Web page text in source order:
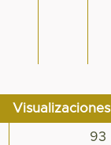
Visualizaciones
93